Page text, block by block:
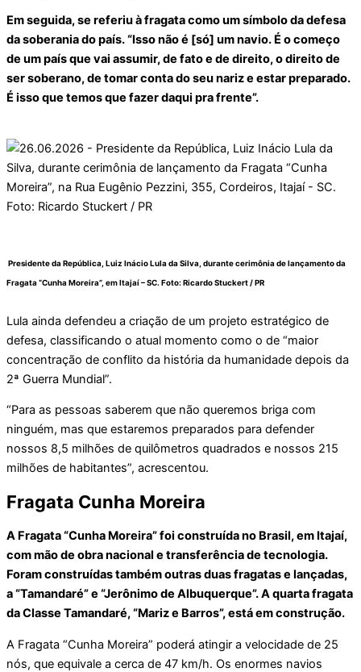
Em seguida, se referiu à fragata como um símbolo da defesa
da soberania do país. “Isso não é [só] um navio. É o começo
de um país que vai assumir, de fato e de direito, o direito de
ser soberano, de tomar conta do seu nariz e estar preparado.
É isso que temos que fazer daqui pra frente”.
Presidente da República, Luiz Inácio Lula da Silva, durante cerimônia de lançamento da
Fragata “Cunha Moreira”, em Itajaí – SC. Foto:Ricardo Stuckert / PR
Lula ainda defendeu a criação de um projeto estratégico de
defesa, classificando o atual momento como o de “maior
concentração de conflito da história da humanidade depois da
2ª Guerra Mundial”.
“Para as pessoas saberem que não queremos briga com
ninguém, mas que estaremos preparados para defender
nossos 8,5 milhões de quilômetros quadrados e nossos 215
milhões de habitantes”, acrescentou.
Fragata Cunha Moreira
A Fragata “Cunha Moreira” foi construída no Brasil, em Itajaí,
com mão de obra nacional e transferência de tecnologia.
Foram construídas também outras duas fragatas e lançadas,
a “Tamandaré” e “Jerônimo de Albuquerque”. A quarta fragata
da Classe Tamandaré, “Mariz e Barros”, está em construção.
A Fragata “Cunha Moreira” poderá atingir a velocidade de 25
nós, que equivale a cerca de 47 km/h. Os enormes navios